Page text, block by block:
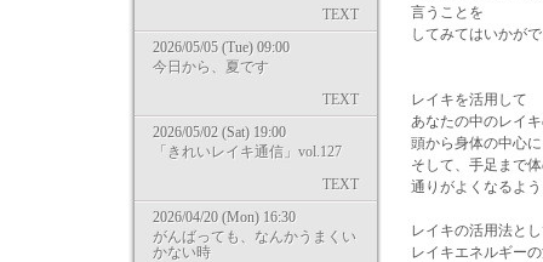
TEXT
2026/05/05 (Tue) 09:00
今日から、夏です
TEXT
2026/05/02 (Sat) 19:00
「きれいレイキ通信」vol.127
TEXT
2026/04/20 (Mon) 16:30
がんばっても、なんかうまくい
かない時
言うことを
してみてはいかが
レイキを活用して
あなたの中のレイ
頭から身体の中心に
そして、手足まで
通りがよくなるよ
レイキの活用法と
レイキエネルギー